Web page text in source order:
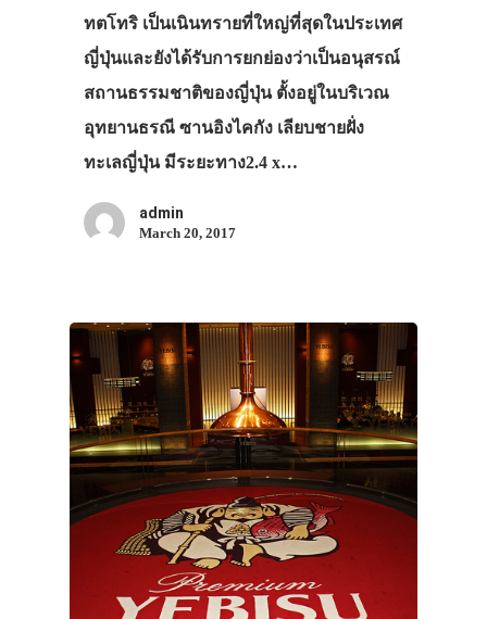
ทตโทริ เป็นเนินทรายที่ใหญ่ที่สุดในประเทศ
ญี่ปุ่นและยังได้รับการยกย่องว่าเป็นอนุสรณ์
สถานธรรมชาติของญี่ปุ่น ตั้งอยู่ในบริเวณ
อุทยานธรณี ซานอิงไคกัง เลียบชายฝั่ง
ทะเลญี่ปุ่น มีระยะทาง2.4 x…
admin
March 20, 2017